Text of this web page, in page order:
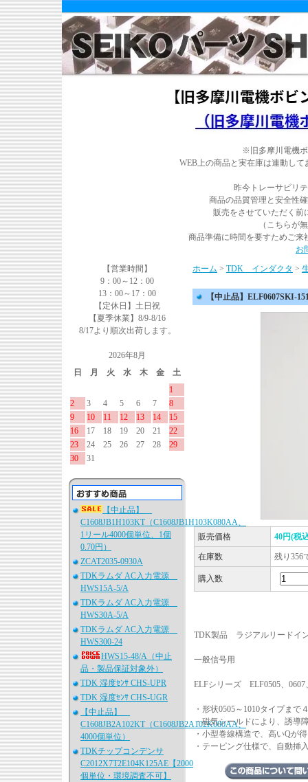
※旧多摩川電機
WEB上の商品と実在庫は連動し
昨今トレーサビリ
商品の品質管理と安全性
販売をさせていただく前
（こちらが
商品準備に時間を要すためご来
お
【営業時間】
9：00～12：00
13：00～17：00
【定休日】土日祝
【夏季休業】8/9-8/16
8/17より順次出荷します。
2026年8月
日
月 火 水 木 金
土
1
2
3 4 5 6 7
8
9
10 11 12 13 14
15
16
17 18 19 20 21
22
23
24 25 26 27 28
29
30
31
【中止品】
C1608JB1H103KT（C1608JB1H103K080AA、
1リール4000個単位、1個
0.70円）
ZCAT2035-0930A
TDKラムダ AC入力電源
HWS15A-5/A
TDKラムダ AC入力電源
HWS30A-5/A
TDKラムダ AC入力電源
HWS300-24
HWS15-48/A（中止
品・製品保証対象外）
TDK 湿度ｾﾝｻ CHS-UPR
TDK 湿度ｾﾝｻ CHS-UGR
【中止品】
C1608JB2A102KT（C1608JB2A102K080AA、
4000個単位）
TDKチップコンデンサ
C2012X7T2E104K125AE【2000
個単位・環境調査不可】
ホーム > TDK インダクタ >
【中止品】ELF0607SKI-
販売価格 40円(税
在庫数 残り356
購入数
TDK製品 ラジアルリードイ
一般信号用
ELFシリーズ ELF0505、0607
・形状0505～1010タイプま
・磁気シールドにより、誘導
・小型巻線構造で、高いQが
・テーピング仕様で、自動挿